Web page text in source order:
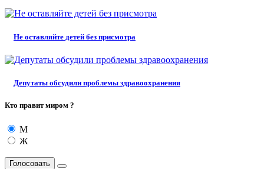
Не оставляйте детей без присмотра
Депутаты обсудили проблемы здравоохранения
Кто правит миром ?
М
Ж
Голосовать